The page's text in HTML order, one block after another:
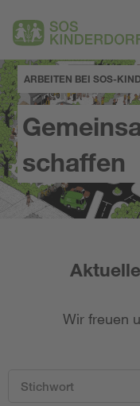
ARBEITEN BEI SOS-
schaffen
Wir freuen